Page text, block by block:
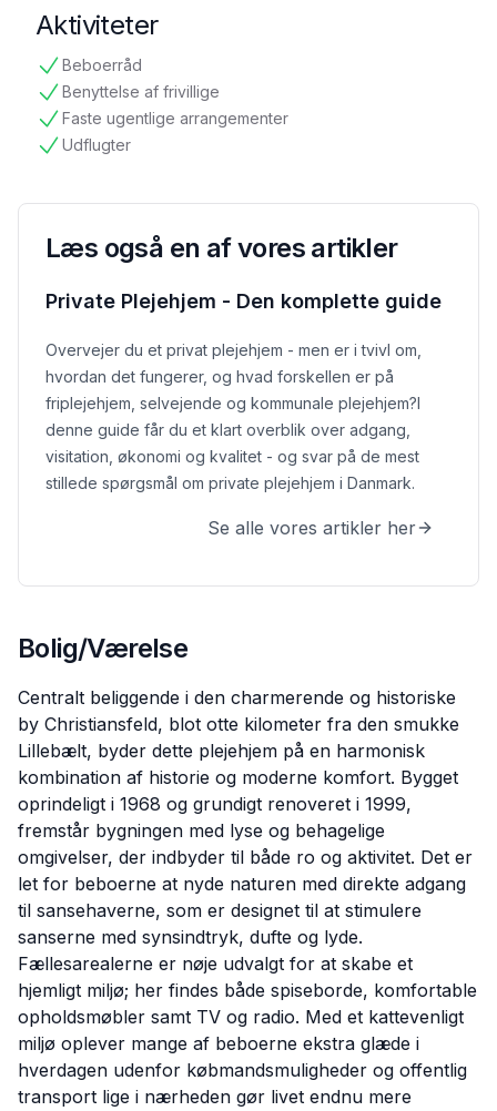
Aktiviteter
Beboerråd
tilgængelig
Benyttelse af frivillige
tilgængelig
Faste ugentlige arrangementer
tilgængelig
Udflugter
tilgængelig
Læs også en af vores artikler
Private Plejehjem - Den komplette guide
Overvejer du et privat plejehjem - men er i tvivl om,
hvordan det fungerer, og hvad forskellen er på
friplejehjem, selvejende og kommunale plejehjem?I
denne guide får du et klart overblik over adgang,
visitation, økonomi og kvalitet - og svar på de mest
stillede spørgsmål om private plejehjem i Danmark.
Se alle vores artikler her
Bolig/Værelse
Centralt beliggende i den charmerende og historiske
by Christiansfeld, blot otte kilometer fra den smukke
Lillebælt, byder dette plejehjem på en harmonisk
kombination af historie og moderne komfort. Bygget
oprindeligt i 1968 og grundigt renoveret i 1999,
fremstår bygningen med lyse og behagelige
omgivelser, der indbyder til både ro og aktivitet. Det er
let for beboerne at nyde naturen med direkte adgang
til sansehaverne, som er designet til at stimulere
sanserne med synsindtryk, dufte og lyde.
Fællesarealerne er nøje udvalgt for at skabe et
hjemligt miljø; her findes både spiseborde, komfortable
opholdsmøbler samt TV og radio. Med et kattevenligt
miljø oplever mange af beboerne ekstra glæde i
hverdagen udenfor købmandsmuligheder og offentlig
transport lige i nærheden gør livet endnu mere